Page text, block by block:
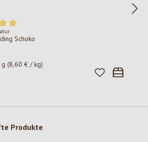
Bewertung von 5 von 5 Sternen
Schoko
g(8,60 € / kg)
Preis:
Produkte